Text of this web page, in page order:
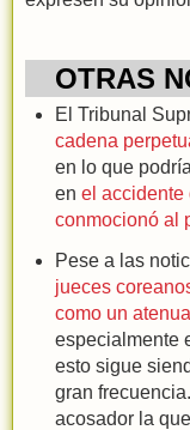
OTRAS
El Tribunal
cadena
en lo que
en el accidente
conmocionó al
Pese a las
jueces
como un
especialmente
esto sigue
gran
acosador la